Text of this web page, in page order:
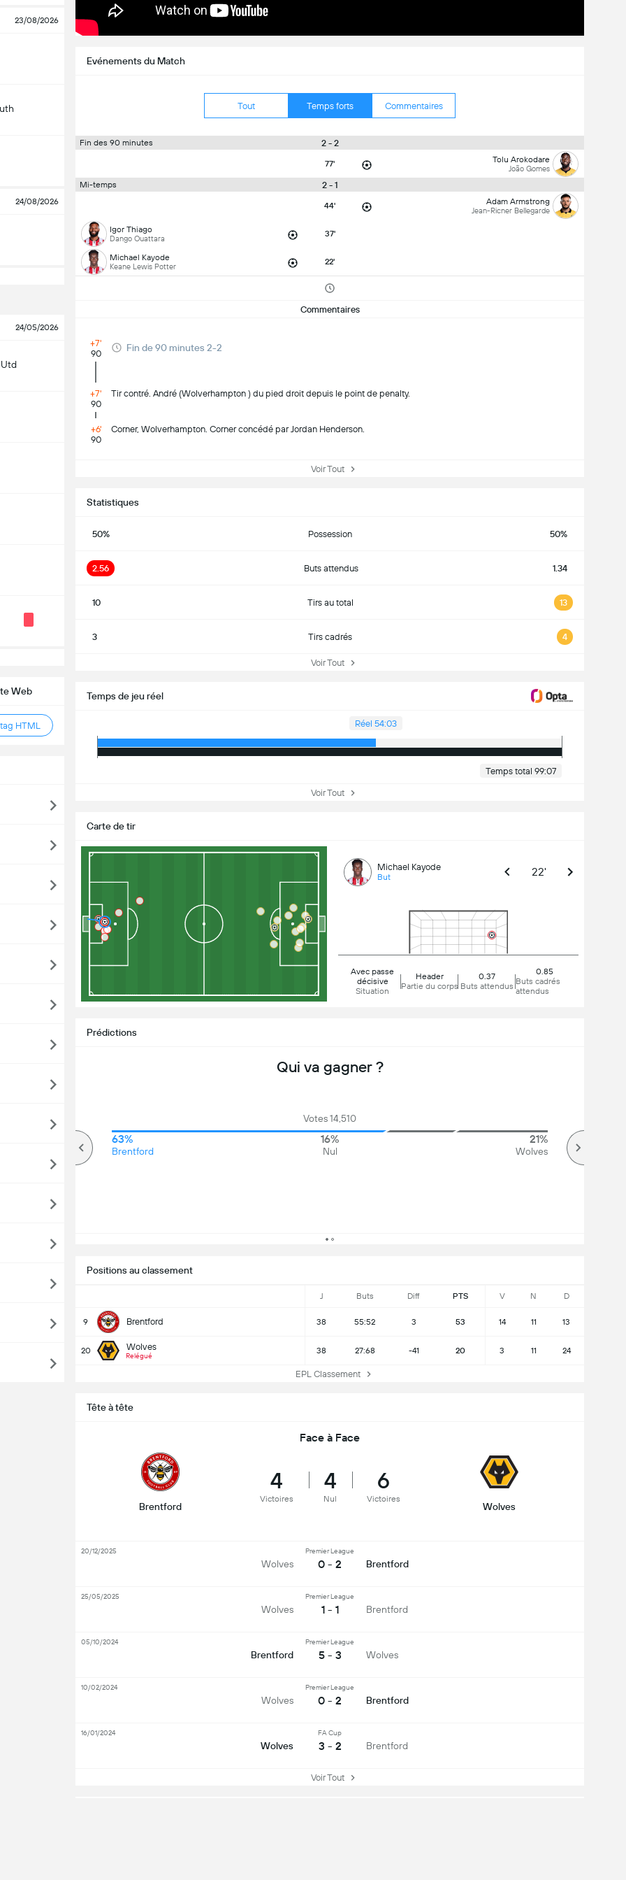
23/08/2026
24/08/2026
24/05/2026
Web
HTML
Evénements du Match
Tout Temps forts Commentaires
Fin des 90 minutes 2 - 2
77' Tolu Arokodare
João Gomes
Mi-temps 2 - 1
44' Adam Armstrong
Jean-Ricner Bellegarde
Igor Thiago
Dango Ouattara 37'
Michael Kayode
Keane Lewis Potter 22'
Commentaires
+7'
90
Fin de 90 minutes 2-2
+7'
90
Tir contré. André (Wolverhampton ) du pied droit depuis le point de penalty.
+6'
90
Corner, Wolverhampton. Corner concédé par Jordan Henderson.
Voir Tout
Statistiques
50% Possession 50%
2.56 Buts attendus 1.34
10 Tirs au total 13
3 Tirs cadrés 4
Voir Tout
Temps de jeu réel
Réel 54:03
Temps total 99:07
Voir Tout
Carte de tir
Michael Kayode
But 22'
Avec passe
décisive
Situation
Header
Partie du corps
0.37
Buts attendus
0.85
Buts cadrés
attendus
Positions au classement
J Buts Diff PTS V N D
9 Brentford 38 55:52 3 53 14 11 13
20 Wolves
Relégué
38 27:68 -41 20 3 11 24
EPL Classement
Prédictions
Qui va gagner ?
Votes 14,510
63%
Brentford
16%
Nul
21%
Wolves
Tête à tête
Face à Face
Brentford
4
Victoires
4
Nul
6
Victoires
Wolves
Wolves
Premier League
0 - 2 Brentford
20/12/2025
Wolves
Premier League
1 - 1 Brentford
25/05/2025
Brentford
Premier League
5 - 3 Wolves
05/10/2024
Wolves
Premier League
0 - 2 Brentford
10/02/2024
Wolves
FA Cup
3 - 2 Brentford
16/01/2024
Voir Tout